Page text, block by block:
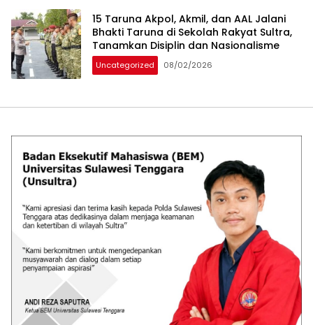
15 Taruna Akpol, Akmil, dan AAL Jalani
Bhakti Taruna di Sekolah Rakyat Sultra,
Tanamkan Disiplin dan Nasionalisme
Uncategorized 08/02/2026